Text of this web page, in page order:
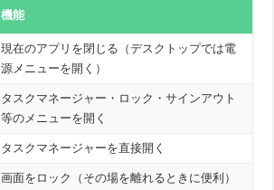
機能
現在のアプリを閉じる（デスクトップでは電
源メニューを開く）
タスクマネージャー・ロック・サインアウト
等のメニューを開く
タスクマネージャーを直接開く
画面をロック（その場を離れるときに便利）